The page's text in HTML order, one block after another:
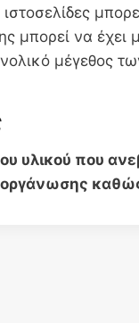
ιστοσελίδες
μπορεί να έχει
μέγεθος
υλικού που